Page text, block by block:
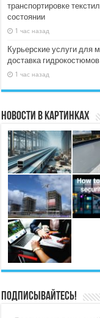
транспортировке
состоянии
1 час назад
Курьерские услуги для
доставка
1 час назад
Новости в картинках
Подписывайтесь!